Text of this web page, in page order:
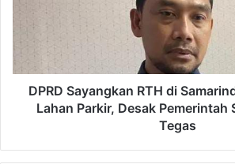
Samarinda
Berdalih
Jadi
Parkir,
Desak
Pemerintah
Tegas
DPRD Sayangkan RTH di
Lahan Parkir, Desak Pemerintah
Tegas